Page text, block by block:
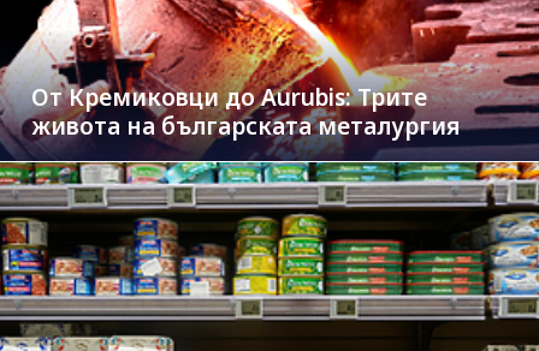
От Кремиковци до Aurubis: Трите
живота на българската металургия